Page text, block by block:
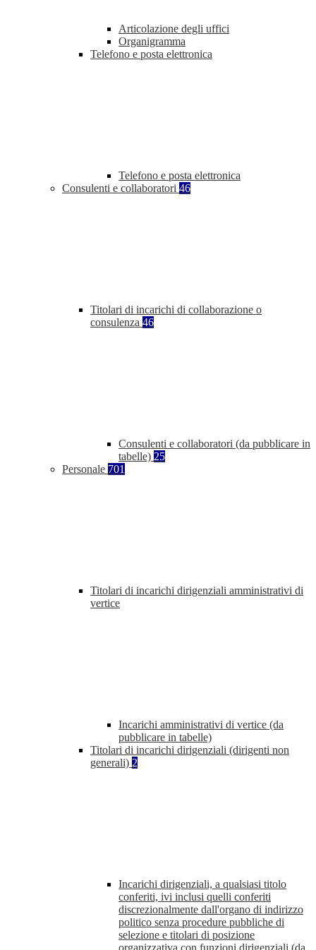
Articolazione degli uffici
Organigramma
Telefono e posta elettronica
Telefono e posta elettronica
Consulenti e collaboratori 46
Titolari di incarichi di collaborazione o
consulenza 46
Consulenti e collaboratori (da pubblicare in
tabelle) 25
Personale 701
Titolari di incarichi dirigenziali amministrativi di
vertice
Incarichi amministrativi di vertice (da
pubblicare in tabelle)
Titolari di incarichi dirigenziali (dirigenti non
generali) 2
Incarichi dirigenziali, a qualsiasi titolo
conferiti, ivi inclusi quelli conferiti
discrezionalmente dall'organo di indirizzo
politico senza procedure pubbliche di
selezione e titolari di posizione